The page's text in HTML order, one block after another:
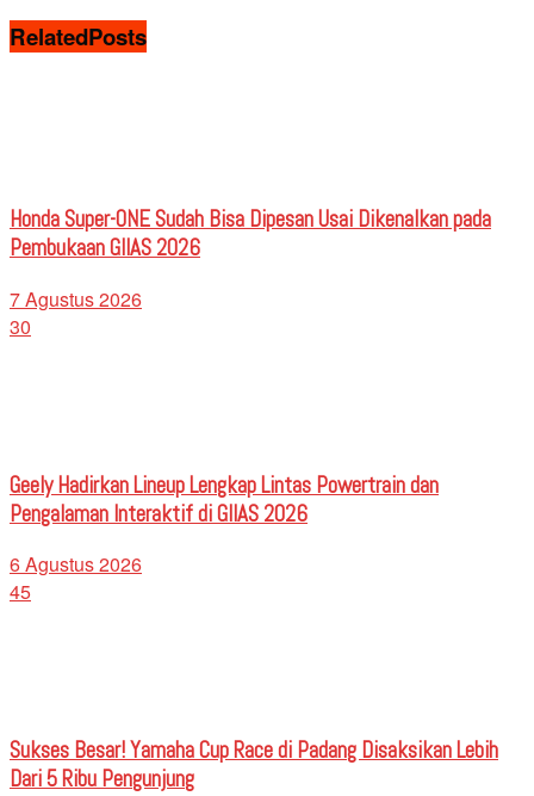
RelatedPosts
Honda Super-ONE Sudah Bisa Dipesan Usai Dikenalkan pada
Pembukaan GIIAS 2026
7 Agustus 2026
30
Geely Hadirkan Lineup Lengkap Lintas Powertrain dan
Pengalaman Interaktif di GIIAS 2026
6 Agustus 2026
45
Sukses Besar! Yamaha Cup Race di Padang Disaksikan Lebih
Dari 5 Ribu Pengunjung